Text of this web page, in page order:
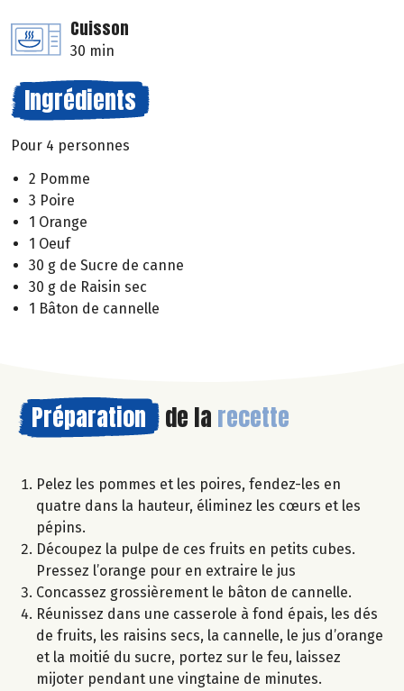
Cuisson
30 min
Ingrédients
Pour 4 personnes
2 Pomme
3 Poire
1 Orange
1 Oeuf
30 g de Sucre de canne
30 g de Raisin sec
1 Bâton de cannelle
Préparation de la recette
Pelez les pommes et les poires, fendez-les en
quatre dans la hauteur, éliminez les cœurs et les
pépins.
Découpez la pulpe de ces fruits en petits cubes.
Pressez l’orange pour en extraire le jus
Concassez grossièrement le bâton de cannelle.
Réunissez dans une casserole à fond épais, les dés
de fruits, les raisins secs, la cannelle, le jus d’orange
et la moitié du sucre, portez sur le feu, laissez
mijoter pendant une vingtaine de minutes.